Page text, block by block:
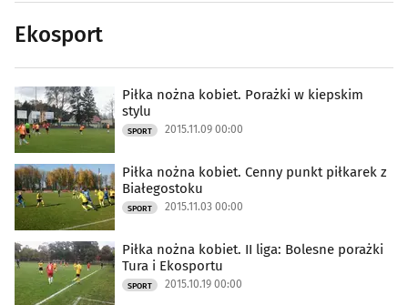
Ekosport
Piłka nożna kobiet. Porażki w kiepskim
stylu
SPORT 2015.11.09 00:00
Piłka nożna kobiet. Cenny punkt piłkarek z
Białegostoku
SPORT 2015.11.03 00:00
Piłka nożna kobiet. II liga: Bolesne porażki
Tura i Ekosportu
SPORT 2015.10.19 00:00